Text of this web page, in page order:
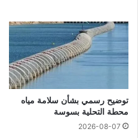
توضيح رسمي بشأن سلامة مياه
محطة التحلية بسوسة
2026-08-07